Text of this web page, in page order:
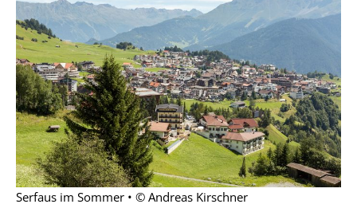
Serfaus im Sommer • © Andreas Kirschner